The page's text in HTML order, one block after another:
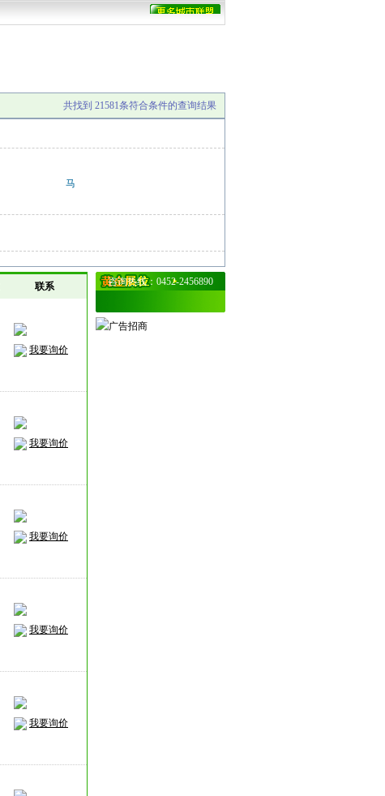
共找到 21581条符合条件的查询结果
马
联系
我要询价
我要询价
我要询价
我要询价
我要询价
咨询热线：0452-2456890